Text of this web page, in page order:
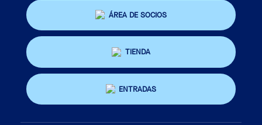
ÁREA DE SOCIOS
TIENDA
ENTRADAS